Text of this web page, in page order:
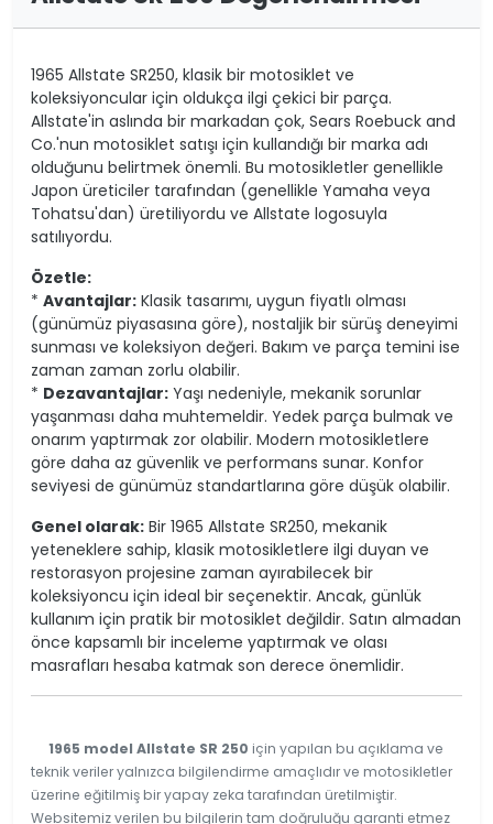
1965 Allstate SR250, klasik bir motosiklet ve
koleksiyoncular için oldukça ilgi çekici bir parça.
Allstate'in aslında bir markadan çok, Sears Roebuck and
Co.'nun motosiklet satışı için kullandığı bir marka adı
olduğunu belirtmek önemli. Bu motosikletler genellikle
Japon üreticiler tarafından (genellikle Yamaha veya
Tohatsu'dan) üretiliyordu ve Allstate logosuyla
satılıyordu.
Özetle:
* Avantajlar: Klasik tasarımı, uygun fiyatlı olması
(günümüz piyasasına göre), nostaljik bir sürüş deneyimi
sunması ve koleksiyon değeri. Bakım ve parça temini ise
zaman zaman zorlu olabilir.
* Dezavantajlar: Yaşı nedeniyle, mekanik sorunlar
yaşanması daha muhtemeldir. Yedek parça bulmak ve
onarım yaptırmak zor olabilir. Modern motosikletlere
göre daha az güvenlik ve performans sunar. Konfor
seviyesi de günümüz standartlarına göre düşük olabilir.
Genel olarak: Bir 1965 Allstate SR250, mekanik
yeteneklere sahip, klasik motosikletlere ilgi duyan ve
restorasyon projesine zaman ayırabilecek bir
koleksiyoncu için ideal bir seçenektir. Ancak, günlük
kullanım için pratik bir motosiklet değildir. Satın almadan
önce kapsamlı bir inceleme yaptırmak ve olası
masrafları hesaba katmak son derece önemlidir.
1965 model Allstate SR 250 için yapılan bu açıklama ve
teknik veriler yalnızca bilgilendirme amaçlıdır ve motosikletler
üzerine eğitilmiş bir yapay zeka tarafından üretilmiştir.
Websitemiz verilen bu bilgilerin tam doğruluğu garanti etmez